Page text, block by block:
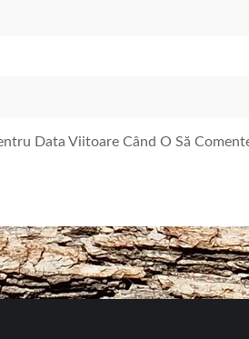
Data Viitoare Când O Să